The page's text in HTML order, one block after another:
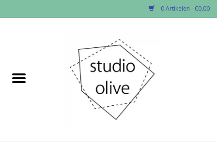
0 Artikelen - €0,00
✂︎Nieuw